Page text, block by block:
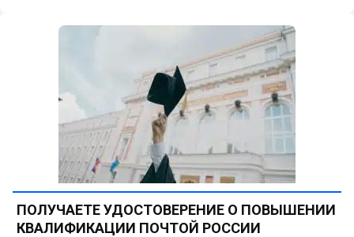
ПОЛУЧАЕТЕ УДОСТОВЕРЕНИЕ О ПОВЫШЕНИИ
КВАЛИФИКАЦИИ ПОЧТОЙ РОССИИ